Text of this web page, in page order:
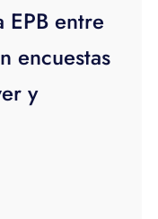
EPB entre
encuestas
y